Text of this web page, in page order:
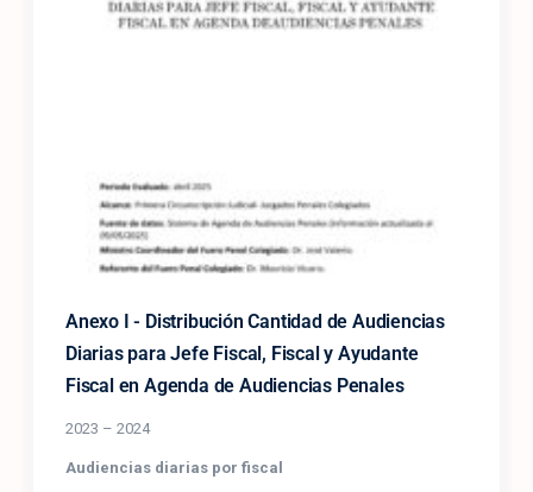
Anexo I - Distribución Cantidad de Audiencias
Diarias para Jefe Fiscal, Fiscal y Ayudante
Fiscal en Agenda de Audiencias Penales
2023 – 2024
Audiencias diarias por fiscal